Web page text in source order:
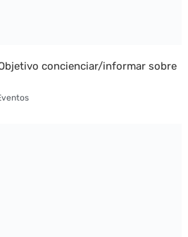
concienciar/informar sobre